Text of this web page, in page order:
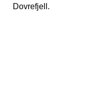
Dovrefjell.